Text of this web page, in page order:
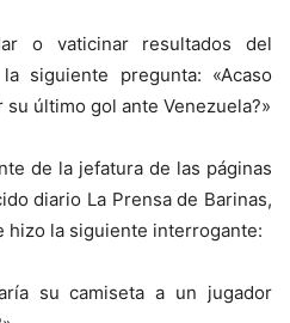
o vaticinar resultados del
siguiente pregunta: «Acaso
último gol ante Venezuela?»
de la jefatura de las páginas
diario La Prensa de Barinas,
hizo la siguiente interrogante:
su camiseta a un jugador